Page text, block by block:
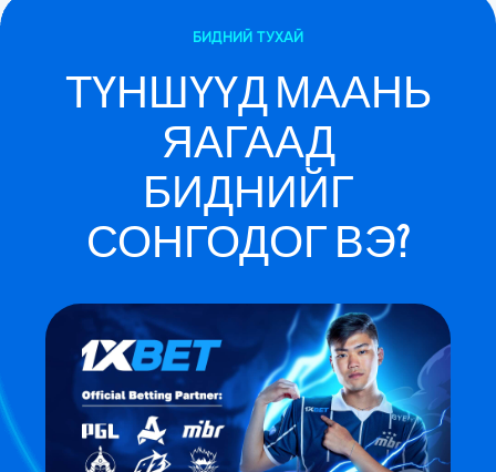
БИДНИЙ ТУХАЙ
ТҮНШҮҮД МААНЬ
ЯАГААД
БИДНИЙГ
СОНГОДОГ ВЭ?